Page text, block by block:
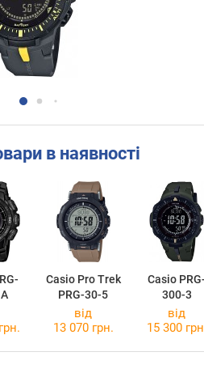
в наявності
Casio Pro Trek
PRG-30-5
Casio
300-3
від
13 070 грн.
від
15 300